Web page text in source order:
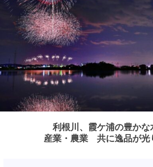
利根川、霞ケ浦の豊かな
産業・農業 共に逸品が光